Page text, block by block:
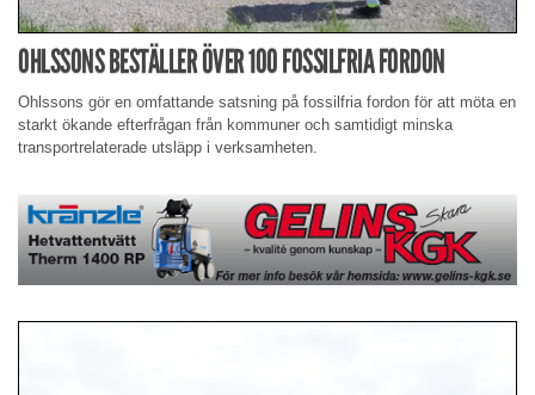
OHLSSONS BESTÄLLER ÖVER 100 FOSSILFRIA FORDON
Ohlssons gör en omfattande satsning på fossilfria fordon för att möta en
starkt ökande efterfrågan från kommuner och samtidigt minska
transportrelaterade utsläpp i verksamheten.